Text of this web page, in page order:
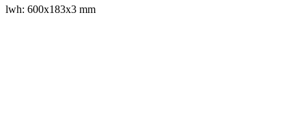
lwh: 600x183x3 mm